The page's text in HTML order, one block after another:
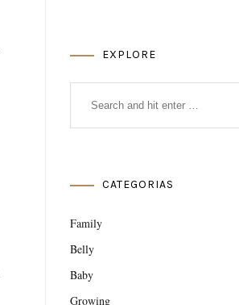
EXPLORE
CATEGORIAS
Family
Belly
Baby
Growing